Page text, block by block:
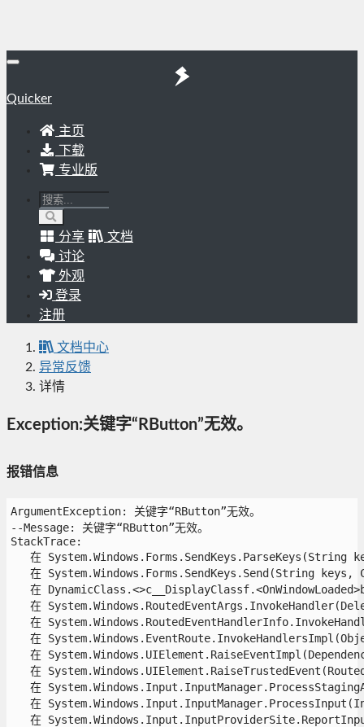
Quicker
主页
下载
专业版
分享
文档
讨论
外观
登录
注册
文档中心
异常反馈
详情
Exception:关键字“RButton”无效。
报错信息
ArgumentException: 关键字“RButton”无效。
--Message: 关键字“RButton”无效。
StackTrace:
在 System.Windows.Forms.SendKeys.ParseKeys(String
在 System.Windows.Forms.SendKeys.Send(String keys,
在
在
在
在
在
在
在
在
在